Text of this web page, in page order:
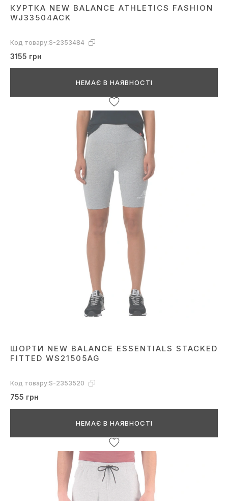
КУРТКА NEW BALANCE ATHLETICS FASHION
WJ33504ACK
Код товару:S-2353484
3155 грн
НЕМАЄ В НАЯВНОСТІ
ШОРТИ NEW BALANCE ESSENTIALS STACKED
FITTED WS21505AG
Код товару:S-2353520
755 грн
НЕМАЄ В НАЯВНОСТІ